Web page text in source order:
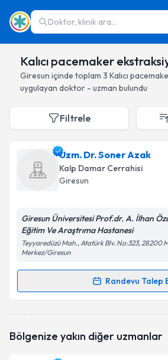
Doktor, klinik ara...
Kalıcı pacemaker
Giresun içinde toplam 3 Kalıcı
uygulayan doktor - uzman bulundu
Filtrele
Uzm. Dr. Soner Azak
Kalp Damar Cerrahisi
Giresun
Giresun Üniversitesi Prof.dr. A. İlhan
Eğitim Ve Araştrıma Hastanesi
Teyyaredüzü Mah., Atatürk Blv. No:323, 28200
Merkez/Giresun
Randevu Talep
Randevu Takvimi Talebi
oluşturun. Size bu uzmandan
Bölgenize yakın diğer uzmanlar